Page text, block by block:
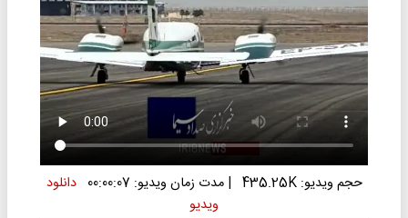
حجم ویدیو: 435.25K |مدت زمان ویدیو: 00:00:07
دانلود
ویدیو